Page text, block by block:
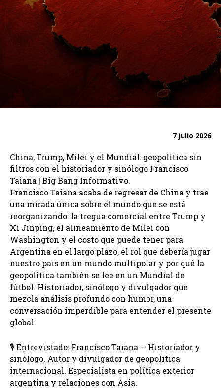
7 julio 2026
China, Trump, Milei y el Mundial: geopolítica sin
filtros con el historiador y sinólogo Francisco
Taiana | Big Bang Informativo.
Francisco Taiana acaba de regresar de China y trae
una mirada única sobre el mundo que se está
reorganizando: la tregua comercial entre Trump y
Xi Jinping, el alineamiento de Milei con
Washington y el costo que puede tener para
Argentina en el largo plazo, el rol que debería jugar
nuestro país en un mundo multipolar y por qué la
geopolítica también se lee en un Mundial de
fútbol. Historiador, sinólogo y divulgador que
mezcla análisis profundo con humor, una
conversación imperdible para entender el presente
global.
🎙️ Entrevistado: Francisco Taiana — Historiador y
sinólogo. Autor y divulgador de geopolítica
internacional. Especialista en política exterior
argentina y relaciones con Asia.